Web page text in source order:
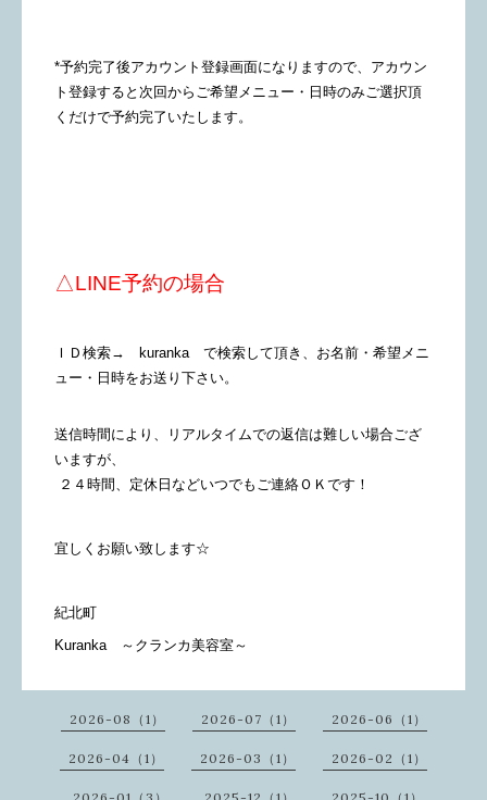
*予約完了後アカウント登録画面になりますので、アカウン
ト登録すると次回からご希望メニュー・日時のみご選択頂
くだけで予約完了いたします。
△LINE予約の場合
ＩＤ検索→ kuranka で検索して頂き、お名前・希望メニ
ュー・日時をお送り下さい。
送信時間により、リアルタイムでの返信は難しい場合ござ
いますが、
２４時間、定休日などいつでもご連絡ＯＫです！
宜しくお願い致します☆
紀北町
Kuranka ～クランカ美容室～
2026-08（1） 2026-07（1） 2026-06（1）
2026-04（1） 2026-03（1） 2026-02（1）
2026-01（3） 2025-12（1） 2025-10（1）